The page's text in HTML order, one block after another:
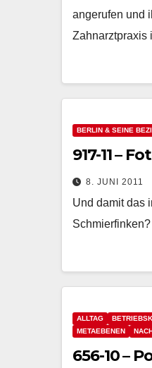
angerufen und
Zahnarztpraxis
BERLIN & SEINE
917-11 –
8. JUNI 2011
Und damit das
ALLTAG
METAEBENEN
656-10 –